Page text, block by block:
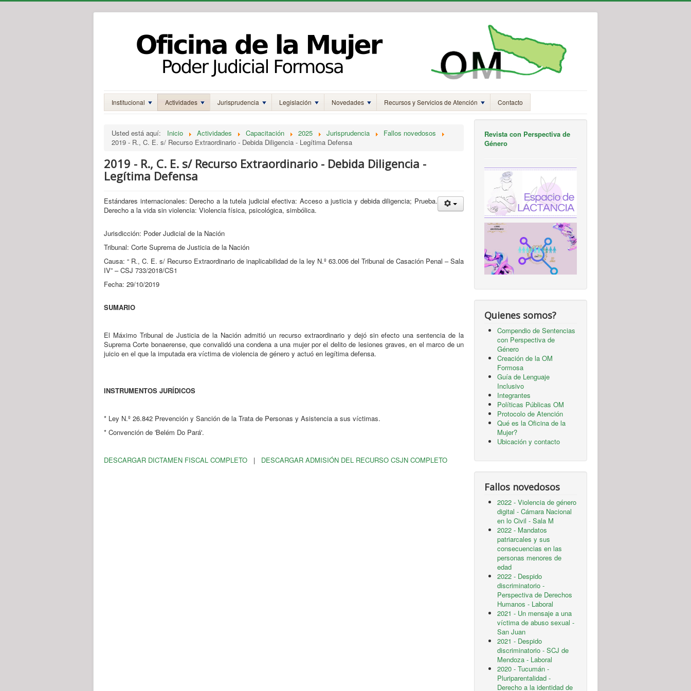
Institucional Actividades Jurisprudencia Legislación Novedades Recursos y Servicios de Atención Contacto
Usted está aquí: Inicio Actividades Capacitación 2025 Jurisprudencia
Fallos novedosos
2019 - R., C. E. s/ Recurso Extraordinario - Debida Diligencia - Legítima Defensa
2019 - R., C. E. s/ Recurso Extraordinario - Debida Diligencia -
Legítima Defensa
Estándares internacionales: Derecho a la tutela judicial efectiva: Acceso a justicia y debida diligencia; Prueba.
Derecho a la vida sin violencia: Violencia física, psicológica, simbólica.
Jurisdicción: Poder Judicial de la Nación
Tribunal: Corte Suprema de Justicia de la Nación
Causa: “ R., C. E. s/ Recurso Extraordinario de inaplicabilidad de la ley N.º 63.006 del Tribunal de Casación Penal – Sala
IV” – CSJ 733/2018/CS1
Fecha: 29/10/2019
SUMARIO
El Máximo Tribunal de Justicia de la Nación admitió un recurso extraordinario y dejó sin efecto una sentencia de la
Suprema Corte bonaerense, que convalidó una condena a una mujer por el delito de lesiones graves, en el marco de un
juicio en el que la imputada era víctima de violencia de género y actuó en legítima defensa.
INSTRUMENTOS JURÍDICOS
* Ley N.º 26.842 Prevención y Sanción de la Trata de Personas y Asistencia a sus víctimas.
* Convención de 'Belém Do Pará'.
DESCARGAR DICTAMEN FISCAL COMPLETO | DESCARGAR ADMISIÓN DEL RECURSO CSJN COMPLETO
Revista con Perspectiva de
Género
Quienes somos?
Compendio de Sentencias
con Perspectiva de
Género
Creación de la OM
Formosa
Guía de Lenguaje
Inclusivo
Integrantes
Políticas Públicas OM
Protocolo de Atención
Qué es la Oficina de la
Mujer?
Ubicación y contacto
Fallos novedosos
2022 - Violencia de género
digital - Cámara Nacional
en lo Civil - Sala M
2022 - Mandatos
patriarcales y sus
consecuencias en las
personas menores de
edad
2022 - Despido
discriminatorio -
Perspectiva de Derechos
Humanos - Laboral
2021 - Un mensaje a una
víctima de abuso sexual -
San Juan
2021 - Despido
discriminatorio - SCJ de
Mendoza - Laboral
2020 - Tucumán -
Pluriparentalidad -
Derecho a la identidad de